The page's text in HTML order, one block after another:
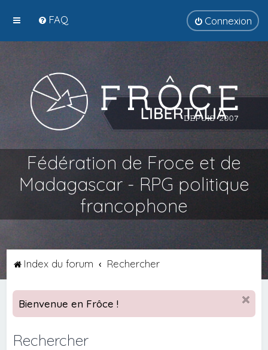
FAQ Connexion
Fédération de Froce et de
Madagascar - RPG politique
francophone
Index du forum Rechercher
Bienvenue en Frôce !
Rechercher